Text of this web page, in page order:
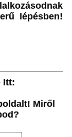
lépésben!
Itt:
Miről